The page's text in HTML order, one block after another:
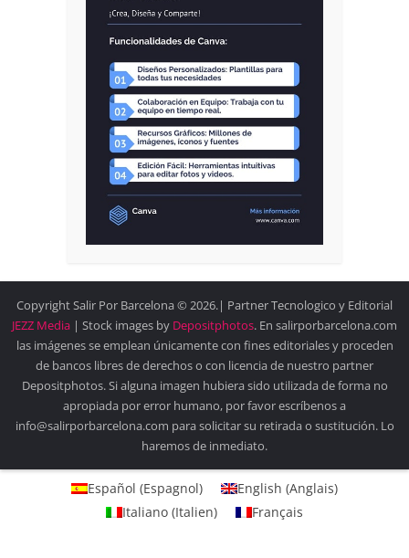
Copyright Salir Por Barcelona © 2026.| Partner Tecnologico y Editorial
JEZZ Media | Stock images by Depositphotos. En salirporbarcelona.com
las imágenes se emplean únicamente con fines editoriales y proceden
de bancos libres de derechos o con licencia de nuestro partner
Depositphotos. Si alguna imagen hubiera sido utilizada de forma no
apropiada por error humano, por favor escríbenos a
info@salirporbarcelona.com para solicitar su retirada o sustitución. Lo
haremos de inmediato.
Español (Espagnol) English (Anglais)
Italiano (Italien) Français